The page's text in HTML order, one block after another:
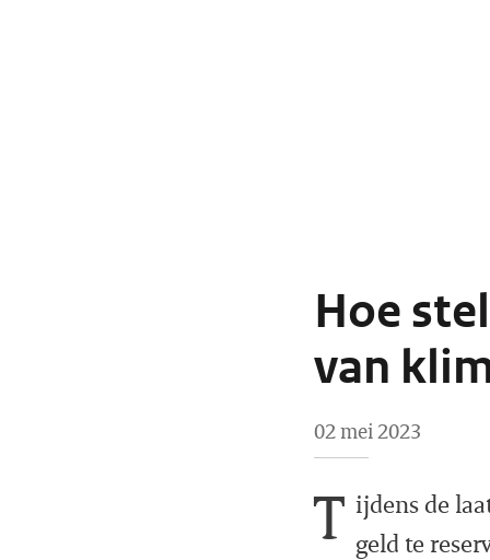
Hoe
van
02 mei 2023
T ijdens de
geld te